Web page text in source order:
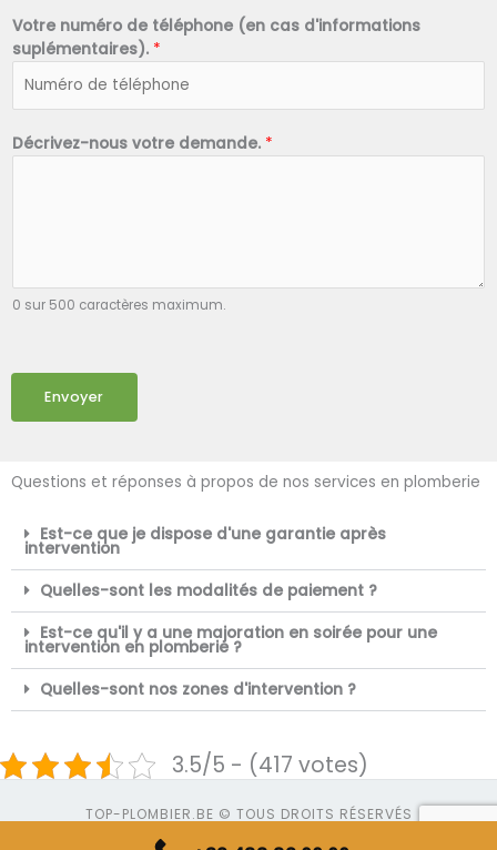
Votre numéro de téléphone (en cas d'informations
suplémentaires). *
Décrivez-nous votre demande. *
0 sur 500 caractères maximum.
Envoyer
Questions et réponses à propos de nos services en plomberie
Est-ce que je dispose d'une garantie après
intervention
Quelles-sont les modalités de paiement ?
Est-ce qu'il y a une majoration en soirée pour une
intervention en plomberie ?
Quelles-sont nos zones d'intervention ?
3.5/5 - (417 votes)
TOP-PLOMBIER.BE © TOUS DROITS RÉSERVÉS